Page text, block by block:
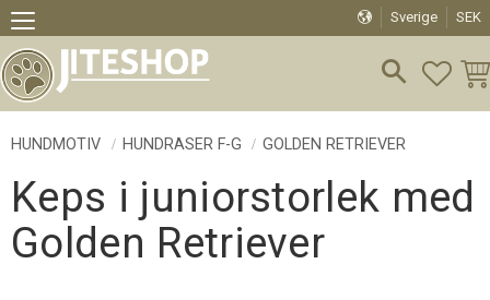
Meny
Sverige SEK
HUNDMOTIV HUNDRASER F-G GOLDEN RETRIEVER
Keps i juniorstorlek med
Golden Retriever